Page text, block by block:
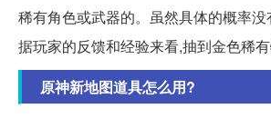
稀有角色或武器的。虽然具体的概率
据玩家的反馈和经验来看,抽到金色稀有
原神新地图道具怎么用?